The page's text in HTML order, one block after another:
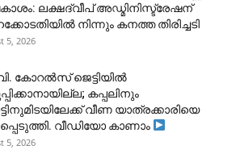
ലക്ഷദ്വീപ് അഡ്മിനിസ്ട്രേഷന്
നിന്നും കനത്ത തിരിച്ചടി
5, 2026
കോറൽസ് ജെട്ടിയിൽ
കപ്പലിനും
വീണ യാത്രക്കാരിയെ
വീഡിയോ കാണാം
5, 2026